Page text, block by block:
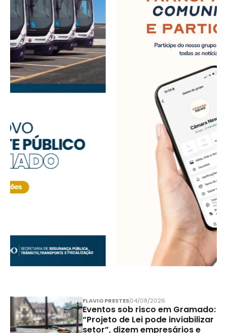
FLAVIO PRESTES04/08/2026
Eventos sob risco em Gramado:
“Projeto de Lei pode inviabilizar
setor”, dizem empresários e